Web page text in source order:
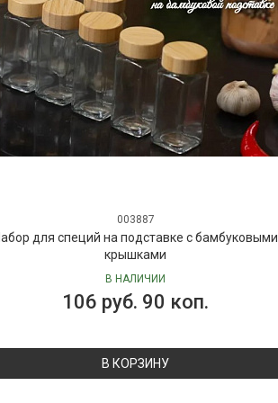
003887
для специй на подставке с бамбуковыми
крышками
В НАЛИЧИИ
106 руб. 90 коп.
В КОРЗИНУ